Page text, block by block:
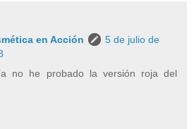
en Acción
5 de julio de
no he probado la versión roja del